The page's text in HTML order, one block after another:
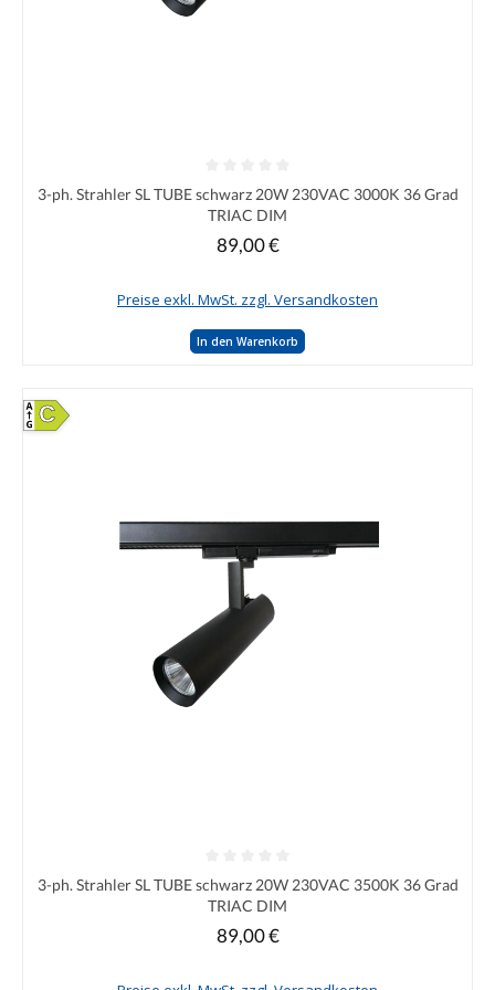
Durchschnittliche Bewertung von 0 von 5 Sternen
3-ph. Strahler SL TUBE schwarz 20W 230VAC 3000K 36 Grad
TRIAC DIM
Regulärer Preis:
89,00 €
Preise exkl. MwSt. zzgl. Versandkosten
In den Warenkorb
C
Durchschnittliche Bewertung von 0 von 5 Sternen
3-ph. Strahler SL TUBE schwarz 20W 230VAC 3500K 36 Grad
TRIAC DIM
Regulärer Preis:
89,00 €